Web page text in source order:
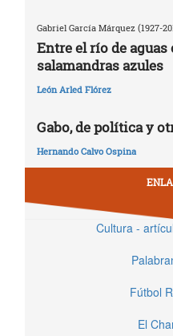
Gabriel García Márquez (1927-
Entre el río de aguas
salamandras azules
León Arled Flórez
Gabo, de política y
Hernando Calvo Ospina
Cultura -
Fútbol
El